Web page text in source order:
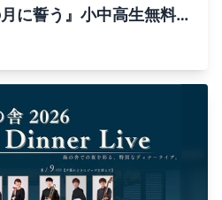
に誓う』小中高生無料ご
間限定で実施